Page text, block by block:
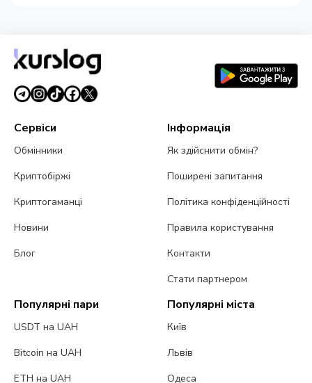
Сервіси
Обмінники
Криптобіржі
Криптогаманці
Новини
Блог
Інформація
Як здійснити обмін?
Поширені запитання
Політика конфіденційності
Правила користування
Контакти
Стати партнером
Популярні пари
USDT на UAH
Bitcoin на UAH
ETH на UAH
Популярні міста
Київ
Львів
Одеса